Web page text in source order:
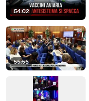
54:02
55:55